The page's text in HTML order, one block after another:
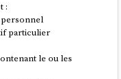
potentiellement plus
couverts par les
de reranking
:
personnel
particulier
le ou les